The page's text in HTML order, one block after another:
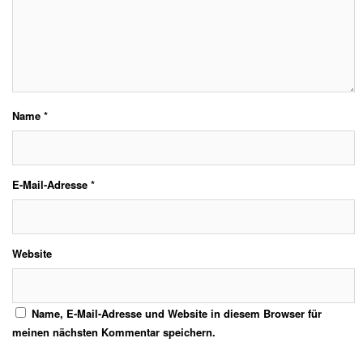
Name *
E-Mail-Adresse *
Website
Name, E-Mail-Adresse und Website in diesem Browser für
meinen nächsten Kommentar speichern.